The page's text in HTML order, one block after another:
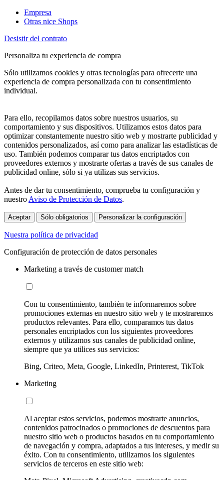
Empresa
Otras nice Shops
Desistir del contrato
Personaliza tu experiencia de compra
Sólo utilizamos cookies y otras tecnologías para ofrecerte una
experiencia de compra personalizada con tu consentimiento
individual.
Para ello, recopilamos datos sobre nuestros usuarios, su
comportamiento y sus dispositivos. Utilizamos estos datos para
optimizar constantemente nuestro sitio web y mostrarte publicidad y
contenidos personalizados, así como para analizar las estadísticas de
uso. También podemos comparar tus datos encriptados con
proveedores externos y mostrarte ofertas a través de sus canales de
publicidad online, sólo si ya utilizas sus servicios.
Antes de dar tu consentimiento, comprueba tu configuración y
nuestro Aviso de Protección de Datos.
Aceptar Sólo obligatorios Personalizar la configuración
Nuestra política de privacidad
Configuración de protección de datos personales
Marketing a través de customer match
Con tu consentimiento, también te informaremos sobre
promociones externas en nuestro sitio web y te mostraremos
productos relevantes. Para ello, comparamos tus datos
personales encriptados con los siguientes proveedores
externos y utilizamos sus canales de publicidad online,
siempre que ya utilices sus servicios:
Bing, Criteo, Meta, Google, LinkedIn, Printerest, TikTok
Marketing
Al aceptar estos servicios, podemos mostrarte anuncios,
contenidos patrocinados o promociones de descuentos para
nuestro sitio web o productos basados en tu comportamiento
de navegación y compra, adaptados a tus intereses, y medir su
éxito. Con tu consentimiento, utilizamos los siguientes
servicios de terceros en este sitio web: